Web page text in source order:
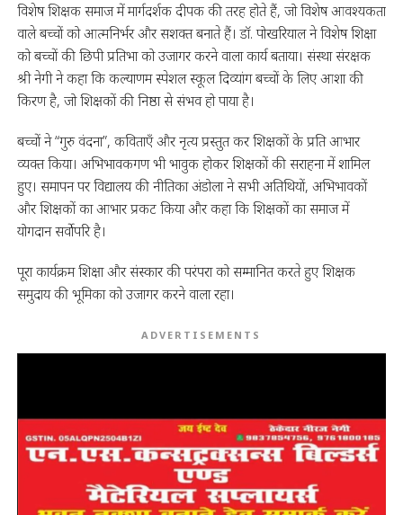
विशेष शिक्षक समाज में मार्गदर्शक दीपक की तरह होते हैं, जो विशेष आवश्यकता
वाले बच्चों को आत्मनिर्भर और सशक्त बनाते हैं। डॉ. पोखरियाल ने विशेष शिक्षा
को बच्चों की छिपी प्रतिभा को उजागर करने वाला कार्य बताया। संस्था संरक्षक
श्री नेगी ने कहा कि कल्याणम स्पेशल स्कूल दिव्यांग बच्चों के लिए आशा की
किरण है, जो शिक्षकों की निष्ठा से संभव हो पाया है।
बच्चों ने “गुरु वंदना”, कविताएँ और नृत्य प्रस्तुत कर शिक्षकों के प्रति आभार
व्यक्त किया। अभिभावकगण भी भावुक होकर शिक्षकों की सराहना में शामिल
हुए। समापन पर विद्यालय की नीतिका अंडोला ने सभी अतिथियों, अभिभावकों
और शिक्षकों का आभार प्रकट किया और कहा कि शिक्षकों का समाज में
योगदान सर्वोपरि है।
पूरा कार्यक्रम शिक्षा और संस्कार की परंपरा को सम्मानित करते हुए शिक्षक
समुदाय की भूमिका को उजागर करने वाला रहा।
ADVERTISEMENTS